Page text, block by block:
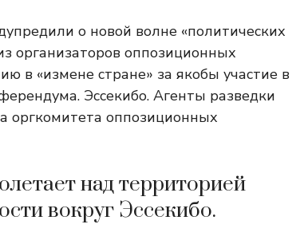
о новой волне «политических
организаторов оппозиционных
в «измене стране» за якобы участие в
Эссекибо. Агенты разведки
оргкомитета оппозиционных
над территорией
вокруг Эссекибо.